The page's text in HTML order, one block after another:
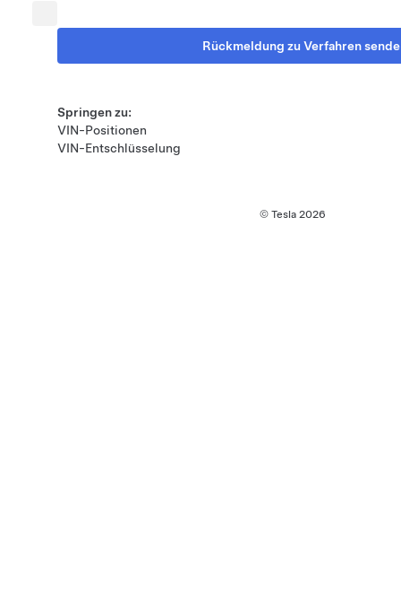
Rückmeldung zu Verfahren
Springen zu:
VIN-Positionen
VIN-Entschlüsselung
© Tesla 2026